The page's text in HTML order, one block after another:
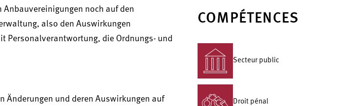
noch auf den
also den Auswirkungen
Personalverantwortung, die Ordnungs- und
Änderungen und deren Auswirkungen auf
COMPÉTENCES
Secteur public
Droit pénal